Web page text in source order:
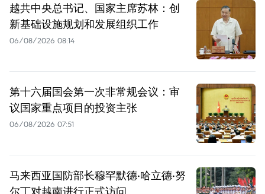
越共中央总书记、国家主席苏林：创
新基础设施规划和发展组织工作
06/08/2026 08:14
第十六届国会第一次非常规会议：审
议国家重点项目的投资主张
06/08/2026 07:51
马来西亚国防部长穆罕默德·哈立德·努
尔丁对越南进行正式访问